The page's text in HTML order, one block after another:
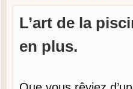
L’art de la
en plus.